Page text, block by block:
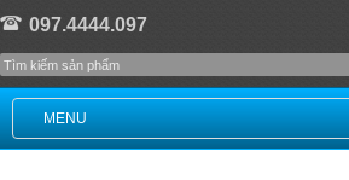
097.4444.097
MENU